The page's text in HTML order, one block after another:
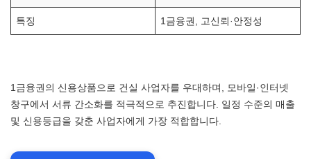
특징 1금융권, 고신뢰·안정성
1금융권의 신용상품으로 건실 사업자를 우대하며, 모바일·인터넷
창구에서 서류 간소화를 적극적으로 추진합니다. 일정 수준의 매출
및 신용등급을 갖춘 사업자에게 가장 적합합니다.